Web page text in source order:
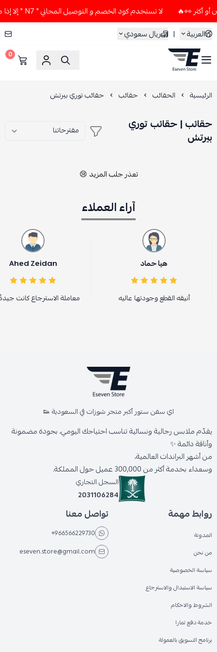
لا تستخدم كود الخصم و التوصيل المجاني " N7 " إلا إذا طلبت قطعتين أو أكثر 👀🔥
العربية
| ريال سعودي
ESEVEN STORE
0
الرئيسية الحقائب حقائب حقائب توري بيرتش
حقائب | حقائب توري
بيرتش
تعذر جلب المزيد 😢
آراء العملاء
هيا حماد
أنيقه القطع وجودتها عاليه
Ahed Zeidan
معاملة الاسترجاع كانت
اي سفن ستور أكبر متجر شوزات في السعودية 👟
يقدّم ملابس رجالية ونسائية تناسب احتياجك اليومي، بجودة مضمونة
وأناقة دائمة ✨
من أشهر البراندات العالمية،
وسعداء بخدمة أكثر من 300,000 عميل حول المملكة.
السجل التجاري
2031106284
روابط مهمة
المدونة
من نحن
سياسة الخصوصية
سياسة الاستبدال والاسترجاع
الشروط والاحكام
خدمة دفع تمارا
برنامج التسويق بالعمولة
تواصل معنا
+966566229730
eseven.store@gmail.com